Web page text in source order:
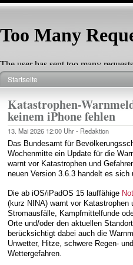
Direkt
Inhalt
Pfadnavigation
Startseite
Katastrophen-
keinem iPhone fehlen
13. Mai 2026 12:00 Uhr - Redaktion
Das Bundesamt für
Wochenmitte ein Update für die
warnt vor Katastrophen und
neuen Version 3.6.3 handelt es
Die ab iOS/iPadOS 15 lauffähige
(kurz NINA) warnt vor Katastrophen
Stromausfälle, Kampfmittelfunde
Orte und/oder den aktuellen
berücksichtigt dabei auch die
Unwetter, Hitze, schwere Regen-
Wettergefahren.